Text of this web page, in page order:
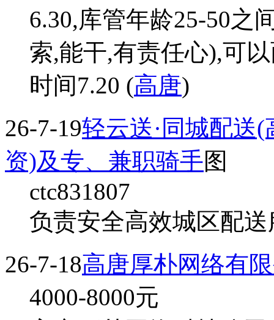
6.30,库管年龄25-50之
索,能干,有责任心),可
时间7.20 (高唐)
26-7-19轻云送·同城配送
资)及专、兼职骑手图
ctc831807
负责安全高效城区配送
26-7-18高唐厚朴网络有
4000-8000元